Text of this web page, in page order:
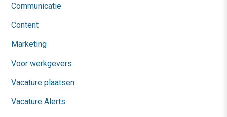
Communicatie
Content
Marketing
Voor werkgevers
Vacature plaatsen
Vacature Alerts